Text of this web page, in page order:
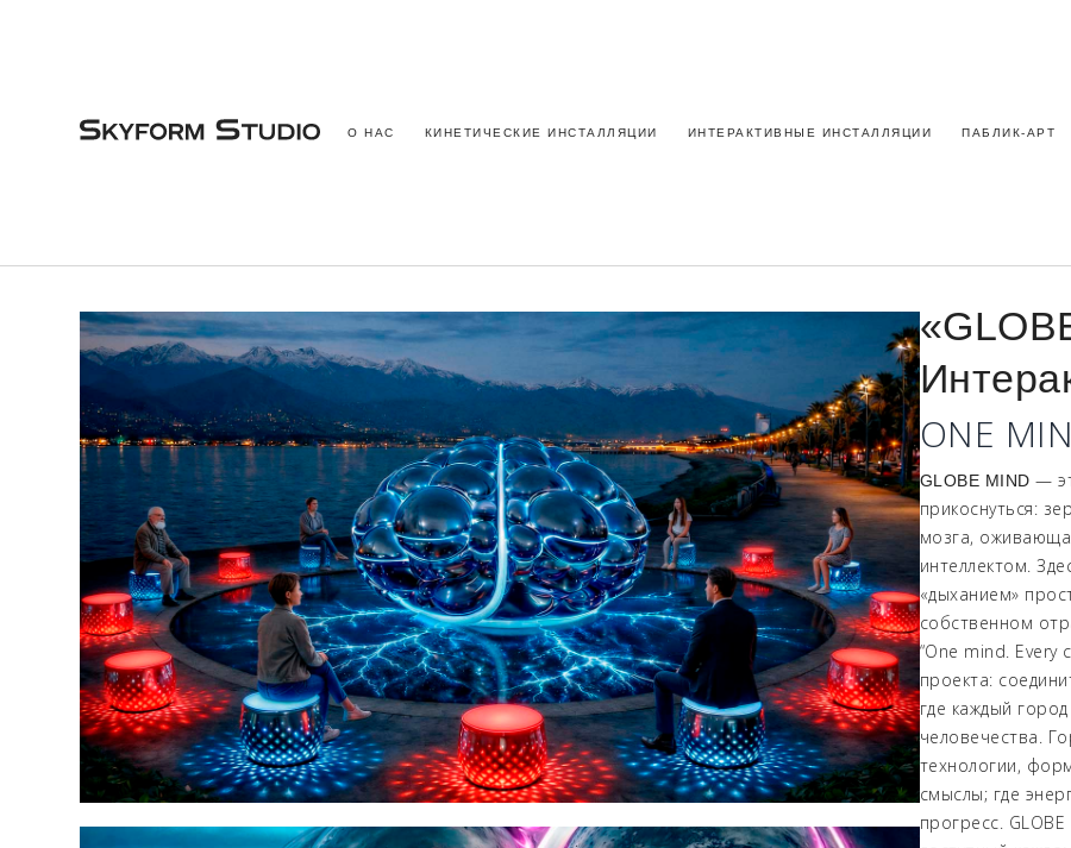
О НАС КИНЕТИЧЕСКИЕ ИНСТАЛЛЯЦИИ ИНТЕРАКТИВНЫЕ ИНСТАЛЛЯЦИИ ПАБЛИК-АРТ
ONE
GLOBE MIND —
прикоснуться:
мозга,
интеллектом.
«дыханием»
собственном
“One mind. Every
проекта:
где каждый
человечества.
технологии,
смыслы; где
прогресс.